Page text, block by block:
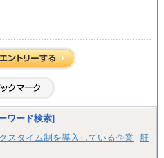
ワード検索]
スタイム制を導入している企業
肝